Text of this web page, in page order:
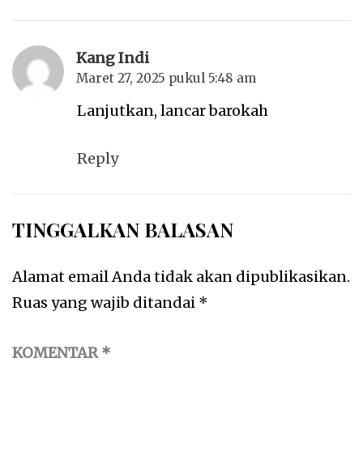
Kang Indi
Maret 27, 2025 pukul 5:48 am
Lanjutkan, lancar barokah
Reply
TINGGALKAN BALASAN
Alamat email Anda tidak akan dipublikasikan.
Ruas yang wajib ditandai *
KOMENTAR*